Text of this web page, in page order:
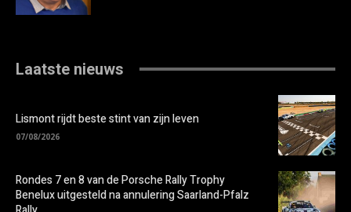
Laatste nieuws
Lismont rijdt beste stint van zijn leven
07/08/2026
Rondes 7 en 8 van de Porsche Rally Trophy
Benelux uitgesteld na annulering Saarland-Pfalz